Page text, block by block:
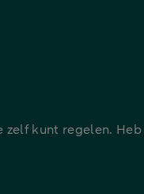
kunt regelen.